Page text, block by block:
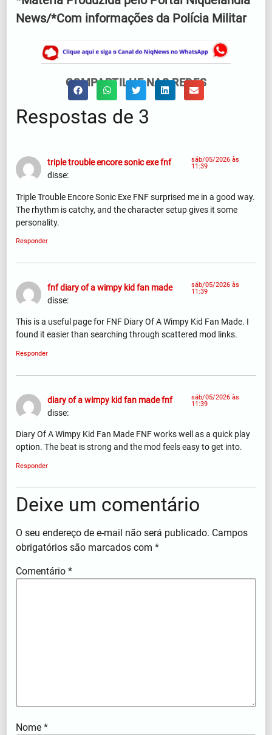
News/*Com informações da Polícia Militar
COMPARTILHE NAS REDES
Respostas de 3
triple trouble encore sonic exe fnf
disse:
sáb/05/2026 às
11:39
Triple Trouble Encore Sonic Exe FNF surprised me in a good way.
The rhythm is catchy, and the character setup gives it some
personality.
Responder
fnf diary of a wimpy kid fan made
disse:
sáb/05/2026 às
11:39
This is a useful page for FNF Diary Of A Wimpy Kid Fan Made. I
found it easier than searching through scattered mod links.
Responder
diary of a wimpy kid fan made fnf
disse:
sáb/05/2026 às
11:39
Diary Of A Wimpy Kid Fan Made FNF works well as a quick play
option. The beat is strong and the mod feels easy to get into.
Responder
Deixe um comentário
O seu endereço de e-mail não será publicado. Campos
obrigatórios são marcados com*
Comentário*
Nome*